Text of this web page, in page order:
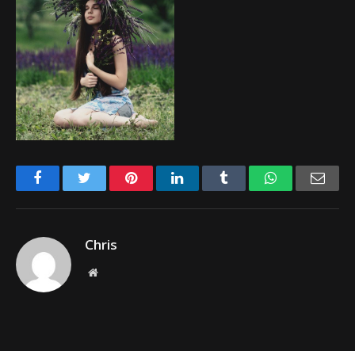
FacebookTwitter PinterestLinkedIn Tumblr WhatsApp
Chris
Website